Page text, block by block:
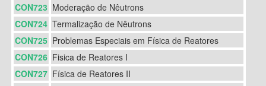
CON723 Moderação de Nêutrons
CON724 Termalização de Nêutrons
CON725 Problemas Especiais em Física de Reatores
CON726 Fisica de Reatores I
CON727 Física de Reatores II